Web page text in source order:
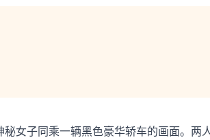
女子同乘一辆黑色豪华轿车的画面。两